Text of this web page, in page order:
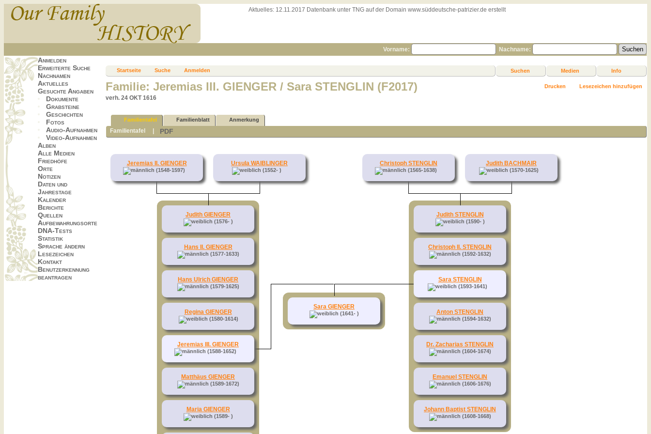
Aktuelles: 12.11.2017 Datenbank unter TNG auf der Domain www.süddeutsche-patrizier.de erstellt
Vorname: Nachname:
Anmelden
Erweiterte Suche
Nachnamen
Aktuelles
Gesuchte Angaben
Dokumente
Grabsteine
Geschichten
Fotos
Audio-Aufnahmen
Video-Aufnahmen
Alben
Alle Medien
Friedhöfe
Orte
Notizen
Daten und
Jahrestage
Kalender
Berichte
Quellen
Aufbewahrungsorte
DNA-Tests
Statistik
Sprache ändern
Lesezeichen
Kontakt
Benutzerkennung
beantragen
Startseite Suche Anmelden Suchen Medien Info
Drucken Lesezeichen hinzufügen
Familie: Jeremias III. GIENGER / Sara STENGLIN (F2017)
verh. 24 OKT 1616
Familientafel Familienblatt Anmerkung
Familientafel PDF
Jeremias II. GIENGER
(1548-1597)
Ursula WAIBLINGER
(1552- )
Judith GIENGER
(1576- )
Hans II. GIENGER
(1577-1633)
Hans Ulrich GIENGER
(1579-1625)
Regina GIENGER
(1580-1614)
Matthäus GIENGER
(1589-1672)
Maria GIENGER
(1589- )
Christoph STENGLIN
(1565-1638)
Judith BACHMAIR
(1570-1625)
Judith STENGLIN
(1590- )
Christoph II. STENGLIN
(1592-1632)
Anton STENGLIN
(1594-1632)
Dr. Zacharias STENGLIN
(1604-1674)
Emanuel STENGLIN
(1606-1676)
Johann Baptist STENGLIN
(1608-1668)
Jeremias III. GIENGER
(1588-1652)
Sara STENGLIN
(1593-1641)
Sara GIENGER
(1641- )